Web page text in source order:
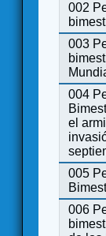
002
003
004
el
005
006